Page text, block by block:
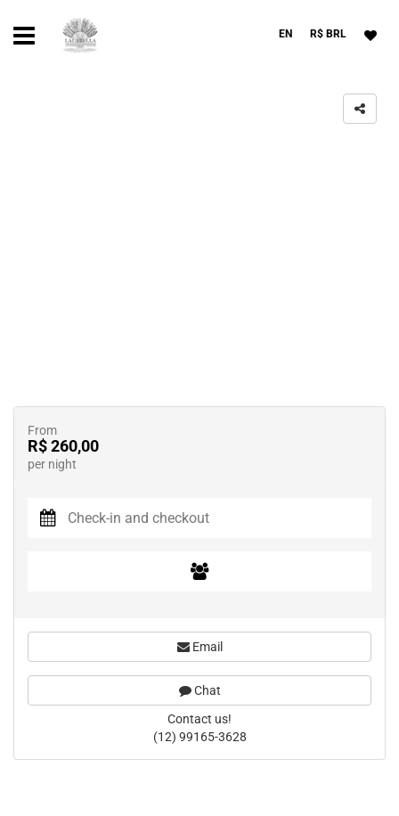
EN R$ BRL
From
R$ 260,00
per night
Email
Chat
Contact us!
(12) 99165-3628